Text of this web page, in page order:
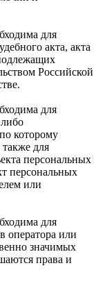
для
акта, акта
Российской
для
которому
для
персональных
персональных
или
для
оператора или
значимых
права и